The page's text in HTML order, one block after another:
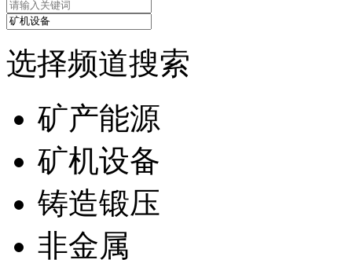
选择频道搜索
矿产能源
矿机设备
铸造锻压
非金属